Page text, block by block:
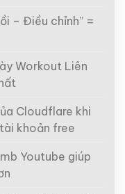
– Điều chỉnh” =
Workout Liên
Cloudflare khi
khoản free
Youtube giúp